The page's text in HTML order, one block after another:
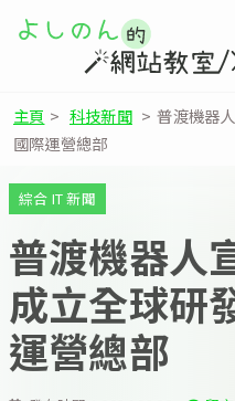
主頁 > 科技新聞 > 普渡機器
國際運營總部
綜合 IT 新聞
普渡機器人
成立全球研
運營總部